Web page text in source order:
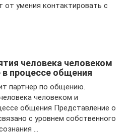
от умения контактировать с
человека человеком
процессе общения
партнер по общению.
человеком и
общения Представление о
с уровнем собственного
…